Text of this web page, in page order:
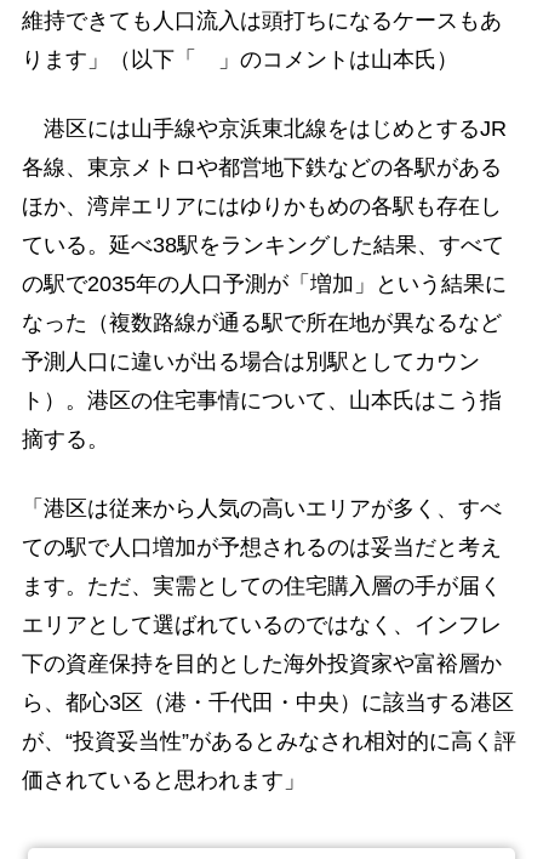
維持できても人口流入は頭打ちになるケースもあ
ります」（以下「 」のコメントは山本氏）
港区には山手線や京浜東北線をはじめとするJR
各線、東京メトロや都営地下鉄などの各駅がある
ほか、湾岸エリアにはゆりかもめの各駅も存在し
ている。延べ38駅をランキングした結果、すべて
の駅で2035年の人口予測が「増加」という結果に
なった（複数路線が通る駅で所在地が異なるなど
予測人口に違いが出る場合は別駅としてカウン
ト）。港区の住宅事情について、山本氏はこう指
摘する。
「港区は従来から人気の高いエリアが多く、すべ
ての駅で人口増加が予想されるのは妥当だと考え
ます。ただ、実需としての住宅購入層の手が届く
エリアとして選ばれているのではなく、インフレ
下の資産保持を目的とした海外投資家や富裕層か
ら、都心3区（港・千代田・中央）に該当する港区
が、“投資妥当性”があるとみなされ相対的に高く評
価されていると思われます」